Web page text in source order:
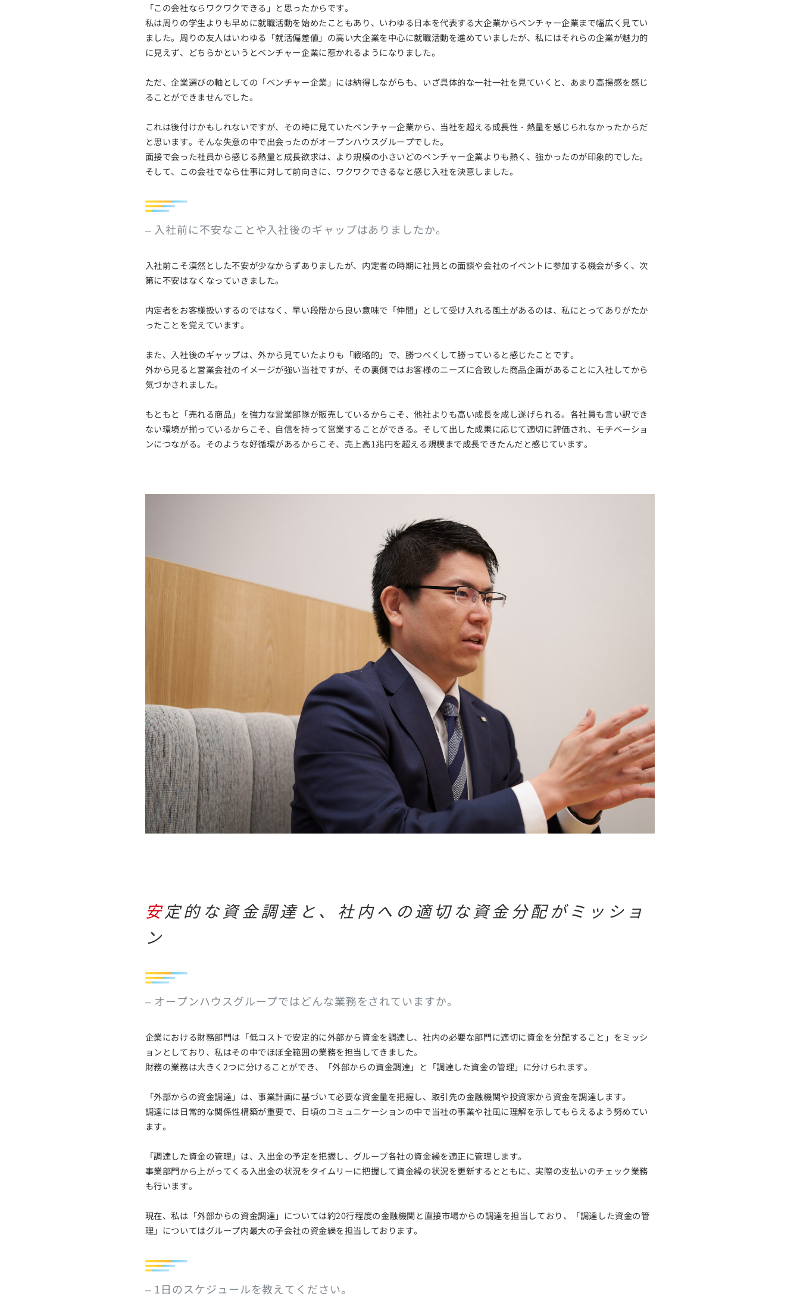
「この会社ならワクワクできる」と思ったからです。
私は周りの学生よりも早めに就職活動を始めたこともあり、いわゆる日本を代表する大企業からベンチャー企業まで幅広く見てい
ました。周りの友人はいわゆる「就活偏差値」の高い大企業を中心に就職活動を進めていましたが、私にはそれらの企業が魅力的
に見えず、どちらかというとベンチャー企業に惹かれるようになりました。
ただ、企業選びの軸としての「ベンチャー企業」には納得しながらも、いざ具体的な一社一社を見ていくと、あまり高揚感を感じ
ることができませんでした。
これは後付けかもしれないですが、その時に見ていたベンチャー企業から、当社を超える成長性・熱量を感じられなかったからだ
と思います。そんな失意の中で出会ったのがオープンハウスグループでした。
面接で会った社員から感じる熱量と成長欲求は、より規模の小さいどのベンチャー企業よりも熱く、強かったのが印象的でした。
そして、この会社でなら仕事に対して前向きに、ワクワクできるなと感じ入社を決意しました。
– 入社前に不安なことや入社後のギャップはありましたか。
入社前こそ漠然とした不安が少なからずありましたが、内定者の時期に社員との面談や会社のイベントに参加する機会が多く、次
第に不安はなくなっていきました。
内定者をお客様扱いするのではなく、早い段階から良い意味で「仲間」として受け入れる風土があるのは、私にとってありがたか
ったことを覚えています。
また、入社後のギャップは、外から見ていたよりも「戦略的」で、勝つべくして勝っていると感じたことです。
外から見ると営業会社のイメージが強い当社ですが、その裏側ではお客様のニーズに合致した商品企画があることに入社してから
気づかされました。
もともと「売れる商品」を強力な営業部隊が販売しているからこそ、他社よりも高い成長を成し遂げられる。各社員も言い訳でき
ない環境が揃っているからこそ、自信を持って営業することができる。そして出した成果に応じて適切に評価され、モチベーショ
ンにつながる。そのような好循環があるからこそ、売上高1兆円を超える規模まで成長できたんだと感じています。
安定的な資金調達と、社内への適切な資金分配がミッショ
ン
– オープンハウスグループではどんな業務をされていますか。
企業における財務部門は「低コストで安定的に外部から資金を調達し、社内の必要な部門に適切に資金を分配すること」をミッシ
ョンとしており、私はその中でほぼ全範囲の業務を担当してきました。
財務の業務は大きく2つに分けることができ、「外部からの資金調達」と「調達した資金の管理」に分けられます。
「外部からの資金調達」は、事業計画に基づいて必要な資金量を把握し、取引先の金融機関や投資家から資金を調達します。
調達には日常的な関係性構築が重要で、日頃のコミュニケーションの中で当社の事業や社風に理解を示してもらえるよう努めてい
ます。
「調達した資金の管理」は、入出金の予定を把握し、グループ各社の資金繰を適正に管理します。
事業部門から上がってくる入出金の状況をタイムリーに把握して資金繰の状況を更新するとともに、実際の支払いのチェック業務
も行います。
現在、私は「外部からの資金調達」については約20行程度の金融機関と直接市場からの調達を担当しており、「調達した資金の管
理」についてはグループ内最大の子会社の資金繰を担当しております。
– 1日のスケジュールを教えてください。